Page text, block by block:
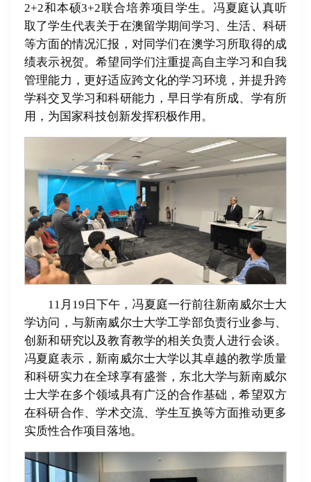
2+2和本硕3+2联合培养项目学生。冯夏庭认真听
取了学生代表关于在澳留学期间学习、生活、科研
等方面的情况汇报，对同学们在澳学习所取得的成
绩表示祝贺。希望同学们注重提高自主学习和自我
管理能力，更好适应跨文化的学习环境，并提升跨
学科交叉学习和科研能力，早日学有所成、学有所
用，为国家科技创新发挥积极作用。
11月19日下午，冯夏庭一行前往新南威尔士大
学访问，与新南威尔士大学工学部负责行业参与、
创新和研究以及教育教学的相关负责人进行会谈。
冯夏庭表示，新南威尔士大学以其卓越的教学质量
和科研实力在全球享有盛誉，东北大学与新南威尔
士大学在多个领域具有广泛的合作基础，希望双方
在科研合作、学术交流、学生互换等方面推动更多
实质性合作项目落地。